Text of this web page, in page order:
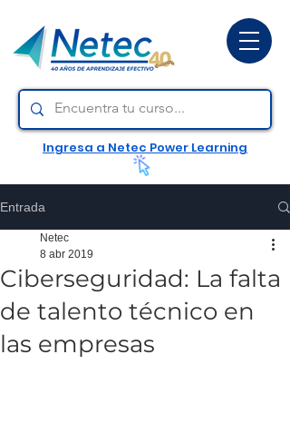
Ingresa a Netec Power Learning
Entrada
Ciberseguridad: La falta
de talento técnico en
las empresas
Netec
8 abr 2019